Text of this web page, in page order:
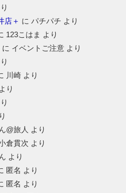
店＋ に パチパチ より
123こはま より
に イベントご注意より
川崎より
より
@旅人 より
倉貫次 より
より
匿名 より
匿名 より